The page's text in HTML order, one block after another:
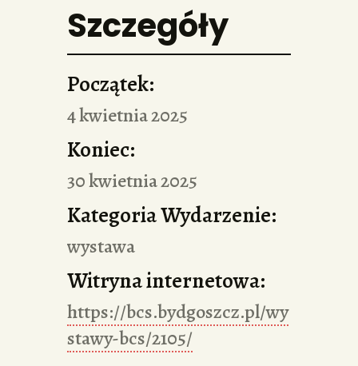
Szczegóły
Początek:
4 kwietnia 2025
Koniec:
30 kwietnia 2025
Kategoria Wydarzenie:
wystawa
Witryna internetowa:
https://bcs.bydgoszcz.pl/wy
stawy-bcs/2105/